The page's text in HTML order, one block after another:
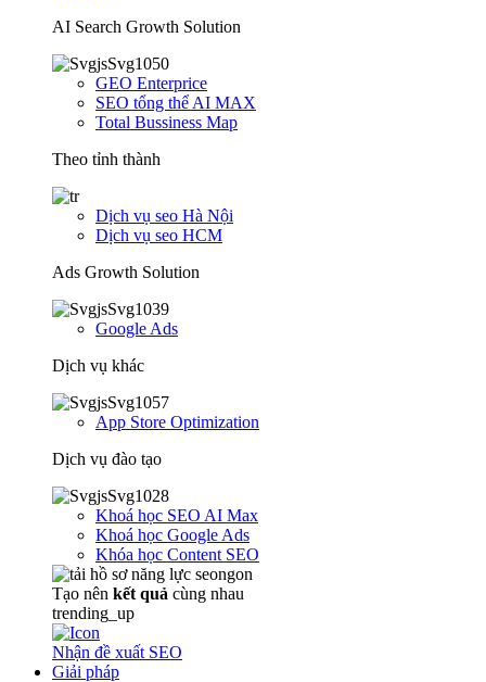
AI Search Growth Solution
GEO Enterprice
SEO tổng thể AI MAX
Total Bussiness Map
Theo tỉnh thành
Dịch vụ seo Hà Nội
Dịch vụ seo HCM
Ads Growth Solution
Google Ads
Dịch vụ khác
App Store Optimization
Dịch vụ đào tạo
Khoá học SEO AI Max
Khoá học Google Ads
Khóa học Content SEO
Tạo nên kết quả cùng nhau
trending_up
Nhận đề xuất SEO
Giải pháp